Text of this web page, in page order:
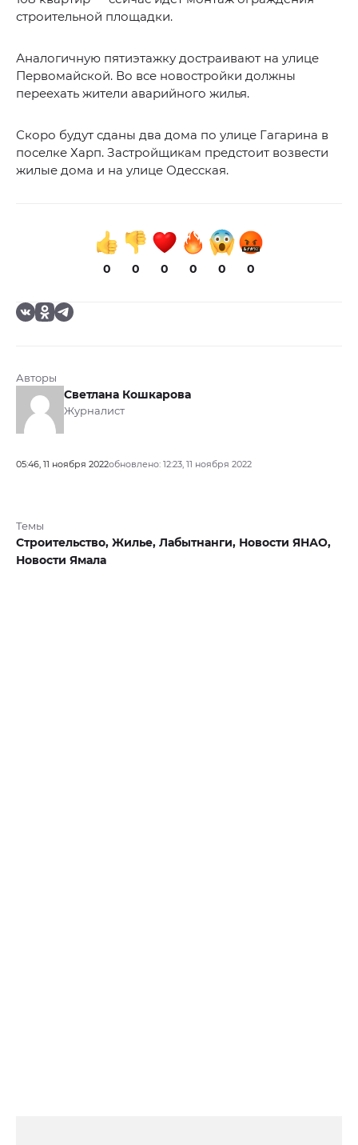
строительной площадки.
Аналогичную пятиэтажку достраивают на улице
Первомайской. Во все новостройки должны
переехать жители аварийного жилья.
Скоро будут сданы два дома по улице Гагарина в
поселке Харп. Застройщикам предстоит возвести
жилые дома и на улице Одесская.
0 0 0 0 0 0
Авторы
Светлана Кошкарова
Журналист
05:46, 11 ноября 2022обновлено: 12:23, 11 ноября 2022
Темы
Строительство, Жилье, Лабытнанги, Новости ЯНАО,
Новости Ямала